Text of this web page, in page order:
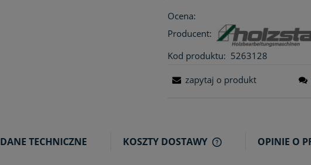
Ocena:
Producent:
Kod produktu: 5263128
zapytaj o produkt
DANE TECHNICZNE KOSZTY DOSTAWY OPINIE O